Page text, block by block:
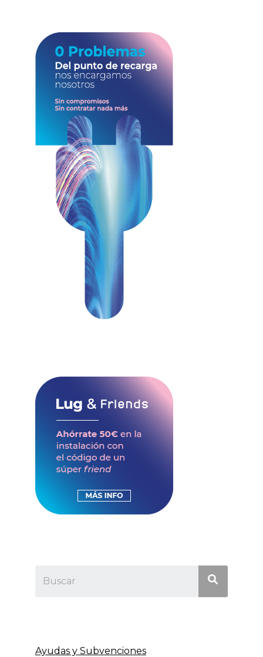
Ayudas y Subvenciones